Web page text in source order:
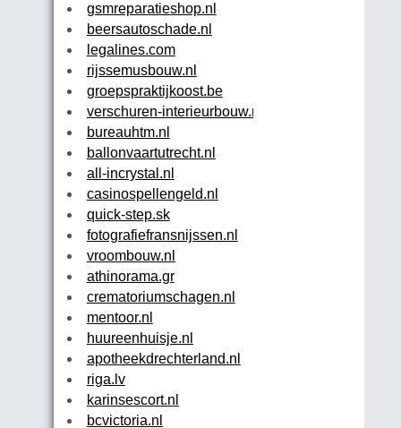
gsmreparatieshop.nl
beersautoschade.nl
legalines.com
rijssemusbouw.nl
groepspraktijkoost.be
verschuren-interieurbouw.nl
bureauhtm.nl
ballonvaartutrecht.nl
all-incrystal.nl
casinospellengeld.nl
quick-step.sk
fotografiefransnijssen.nl
vroombouw.nl
athinorama.gr
crematoriumschagen.nl
mentoor.nl
huureenhuisje.nl
apotheekdrechterland.nl
riga.lv
karinsescort.nl
bcvictoria.nl